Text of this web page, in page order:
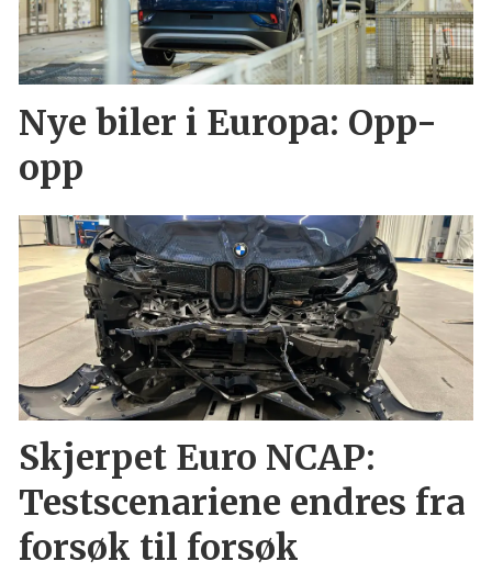
Nye biler i Europa: Opp-
opp
Skjerpet Euro NCAP:
Testscenariene endres fra
forsøk til forsøk